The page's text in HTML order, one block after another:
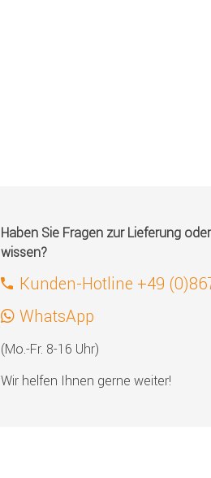
Haben Sie Fragen zur Lieferung
wissen?
Kunden-Hotline +49
WhatsApp
(Mo.-Fr. 8-16 Uhr)
Wir helfen Ihnen gerne weiter!